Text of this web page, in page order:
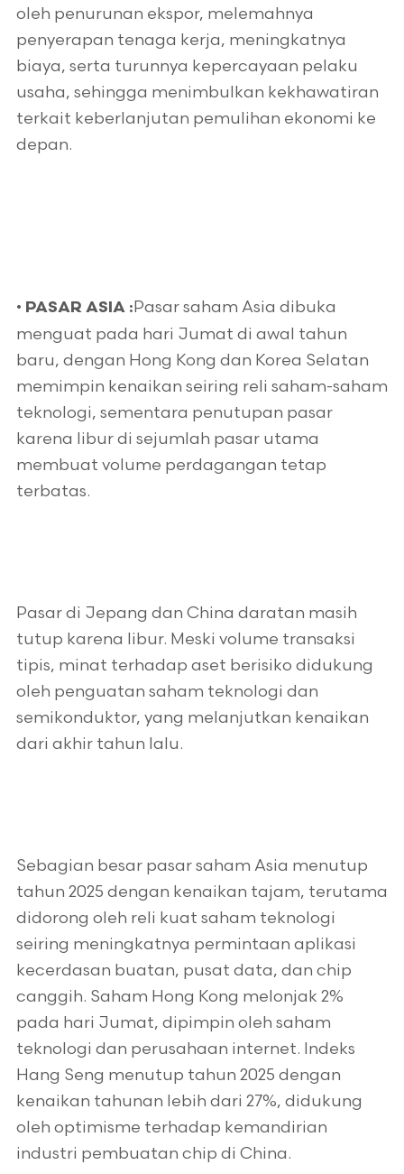
oleh penurunan ekspor, melemahnya
penyerapan tenaga kerja, meningkatnya
biaya, serta turunnya kepercayaan pelaku
usaha, sehingga menimbulkan kekhawatiran
terkait keberlanjutan pemulihan ekonomi ke
depan.
• PASAR ASIA : Pasar saham Asia dibuka
menguat pada hari Jumat di awal tahun
baru, dengan Hong Kong dan Korea Selatan
memimpin kenaikan seiring reli saham-saham
teknologi, sementara penutupan pasar
karena libur di sejumlah pasar utama
membuat volume perdagangan tetap
terbatas.
Pasar di Jepang dan China daratan masih
tutup karena libur. Meski volume transaksi
tipis, minat terhadap aset berisiko didukung
oleh penguatan saham teknologi dan
semikonduktor, yang melanjutkan kenaikan
dari akhir tahun lalu.
Sebagian besar pasar saham Asia menutup
tahun 2025 dengan kenaikan tajam, terutama
didorong oleh reli kuat saham teknologi
seiring meningkatnya permintaan aplikasi
kecerdasan buatan, pusat data, dan chip
canggih. Saham Hong Kong melonjak 2%
pada hari Jumat, dipimpin oleh saham
teknologi dan perusahaan internet. Indeks
Hang Seng menutup tahun 2025 dengan
kenaikan tahunan lebih dari 27%, didukung
oleh optimisme terhadap kemandirian
industri pembuatan chip di China.